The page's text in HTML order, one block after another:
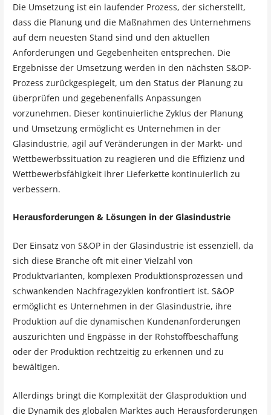
Die Umsetzung ist ein laufender Prozess, der sicherstellt,
dass die Planung und die Maßnahmen des Unternehmens
auf dem neuesten Stand sind und den aktuellen
Anforderungen und Gegebenheiten entsprechen. Die
Ergebnisse der Umsetzung werden in den nächsten S&OP-
Prozess zurückgespiegelt, um den Status der Planung zu
überprüfen und gegebenenfalls Anpassungen
vorzunehmen. Dieser kontinuierliche Zyklus der Planung
und Umsetzung ermöglicht es Unternehmen in der
Glasindustrie, agil auf Veränderungen in der Markt- und
Wettbewerbssituation zu reagieren und die Effizienz und
Wettbewerbsfähigkeit ihrer Lieferkette kontinuierlich zu
verbessern.
Herausforderungen & Lösungen in der Glasindustrie
Der Einsatz von S&OP in der Glasindustrie ist essenziell, da
sich diese Branche oft mit einer Vielzahl von
Produktvarianten, komplexen Produktionsprozessen und
schwankenden Nachfragezyklen konfrontiert ist. S&OP
ermöglicht es Unternehmen in der Glasindustrie, ihre
Produktion auf die dynamischen Kundenanforderungen
auszurichten und Engpässe in der Rohstoffbeschaffung
oder der Produktion rechtzeitig zu erkennen und zu
bewältigen.
Allerdings bringt die Komplexität der Glasproduktion und
die Dynamik des globalen Marktes auch Herausforderungen